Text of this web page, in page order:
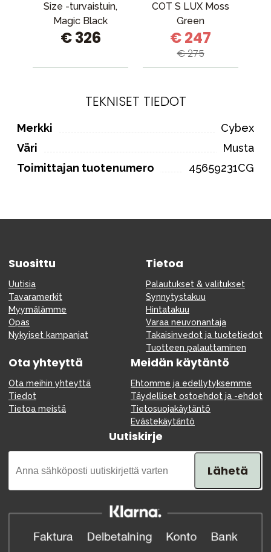
Size -turvaistuin,
Magic Black
€ 326
COT S LUX Moss
Green
€ 247
€ 275
TEKNISET TIEDOT
Merkki
Cybex
Väri
Musta
Toimittajan tuotenumero
45659231CG
Suosittu
Uutisia
Tavaramerkit
Myymälämme
Opas
Nykyiset kampanjat
Tietoa
Palautukset & valitukset
Synnytystakuu
Hintatakuu
Varaa neuvonantaja
Takaisinvedot ja tuotetiedot
Tuotteen palauttaminen
Ota yhteyttä
Ota meihin yhteyttä
Tiedot
Tietoa meistä
Meidän käytäntö
Ehtomme ja edellytyksemme
Täydelliset ostoehdot ja -ehdot
Tietosuojakäytäntö
Evästekäytäntö
Uutiskirje
Lähetä